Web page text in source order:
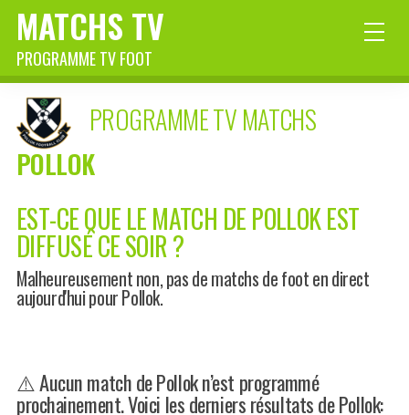
MATCHS TV
PROGRAMME TV FOOT
PROGRAMME TV MATCHS
POLLOK
EST-CE QUE LE MATCH DE POLLOK EST
DIFFUSÉ CE SOIR ?
Malheureusement non, pas de matchs de foot en direct
aujourd'hui pour Pollok.
⚠️ Aucun match de Pollok n’est programmé
prochainement. Voici les derniers résultats de Pollok: